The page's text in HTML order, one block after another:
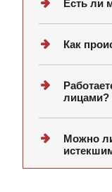
Есть ли
Как
лицами?
Можно